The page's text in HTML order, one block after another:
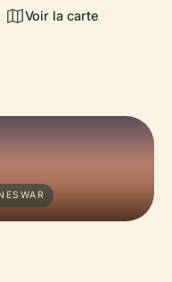
Voir la carte